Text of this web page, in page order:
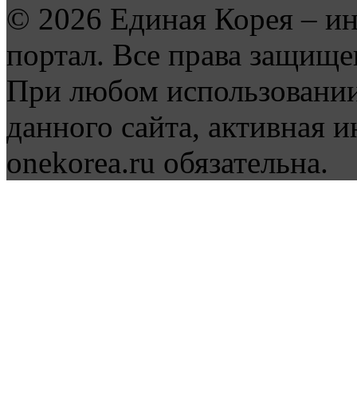
© 2026 Единая Корея –
портал. Все права
При любом
данного сайта, активная
onekorea.ru обязательна.